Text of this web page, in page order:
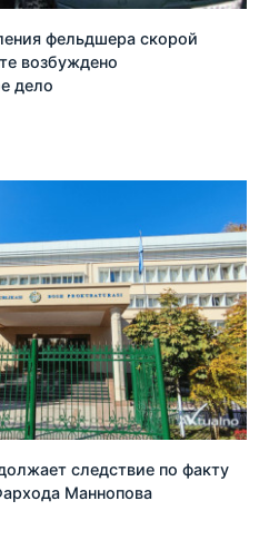
фельдшера скорой
возбуждено
дело
следствие по факту
Маннопова